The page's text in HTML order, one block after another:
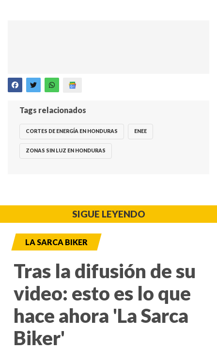
Tags relacionados
CORTES DE ENERGÍA EN HONDURAS ENEE
ZONAS SIN LUZ EN HONDURAS
SIGUE LEYENDO
LA SARCA BIKER
Tras la difusión de su
video: esto es lo que
hace ahora 'La Sarca
Biker'